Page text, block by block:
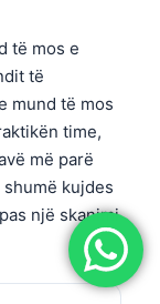
të mos e
të
mund të mos
time,
më parë
kujdes
një skanimi